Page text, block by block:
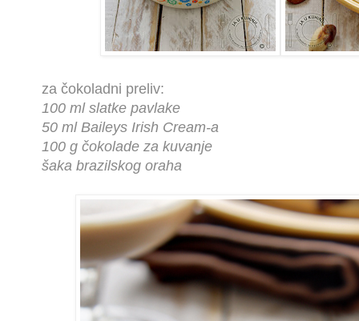
za čokoladni preliv:
100 ml slatke pavlake
50 ml Baileys Irish Cream-a
100 g čokolade za kuvanje
šaka brazilskog oraha